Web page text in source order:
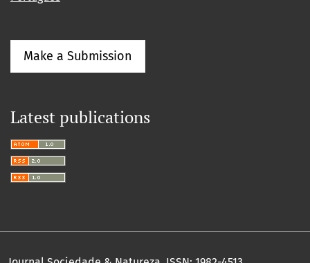
Make a Submission
Latest publications